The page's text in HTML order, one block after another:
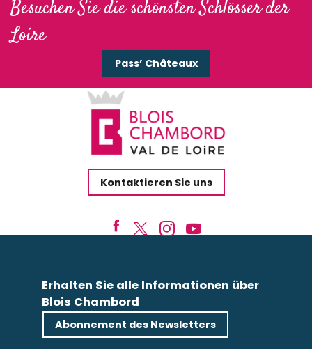
Besuchen Sie die schönsten Schlösser der
Loire
Pass’ Châteaux
Kontaktieren Sie uns
Erhalten Sie alle Informationen über
Blois Chambord
Abonnement des Newsletters